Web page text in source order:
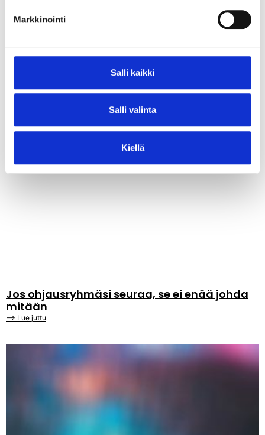
Markkinointi
Salli kaikki
Salli valinta
Kiellä
Jos ohjausryhmäsi seuraa, se ei enää johda
mitään
⟶ Lue juttu